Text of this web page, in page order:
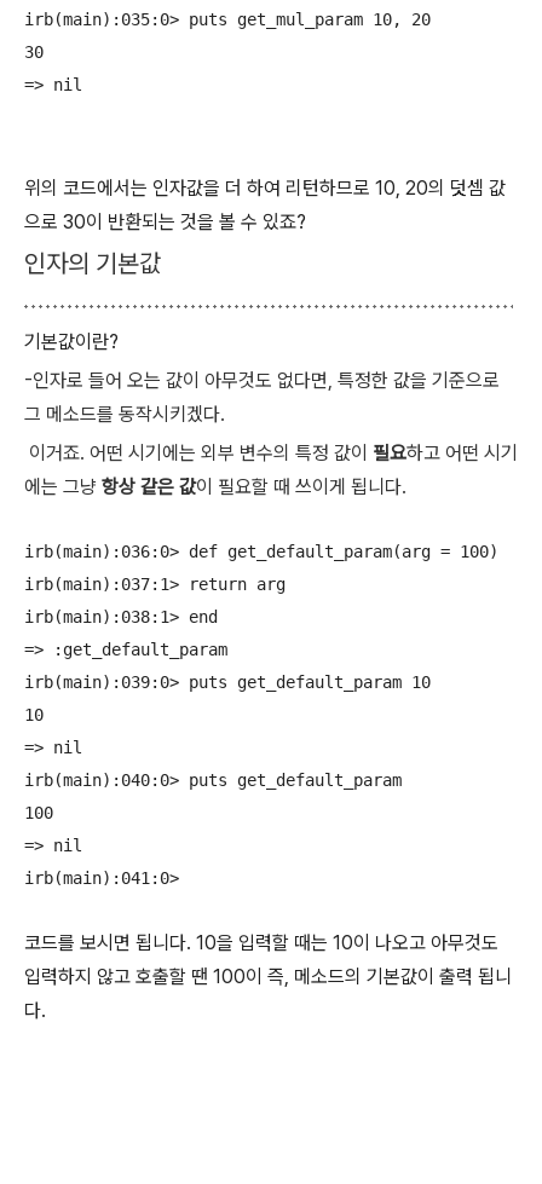
irb(main):035:0> puts get_mul_param 10, 20
30
위의 코드에서는 인자값을 더 하여 리턴하므로 10, 20의 덧셈 값
으로 30이 반환되는 것을 볼 수 있죠?
인자의 기본값
기본값이란?
-인자로 들어 오는 값이 아무것도 없다면, 특정한 값을 기준으로
그 메소드를 동작시키겠다.
이거죠. 어떤 시기에는 외부 변수의 특정 값이 필요하고 어떤 시기
에는 그냥 항상 같은 값이 필요할 때 쓰이게 됩니다.
irb(main):036:0> def get_default_param(arg = 100)
irb(main):037:1> return arg
irb(main):038:1> end
=> :get_default_param
irb(main):039:0> puts get_default_param 10
10
=> nil
irb(main):040:0> puts get_default_param
100
=> nil
코드를 보시면 됩니다. 10을 입력할 때는 10이 나오고 아무것도
입력하지 않고 호출할 땐 100이 즉, 메소드의 기본값이 출력 됩니
다.